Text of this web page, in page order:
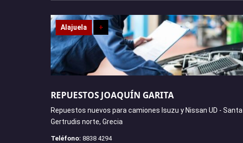
Alajuela +
REPUESTOS JOAQUÍN GARITA
Repuestos nuevos para camiones Isuzu y Nissan UD - Santa
Gertrudis norte, Grecia
Teléfono: 8838 4294